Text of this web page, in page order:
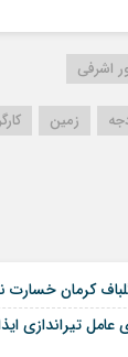
اشرفی
زمین
تیراندازی